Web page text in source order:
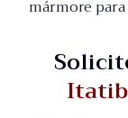
mármore